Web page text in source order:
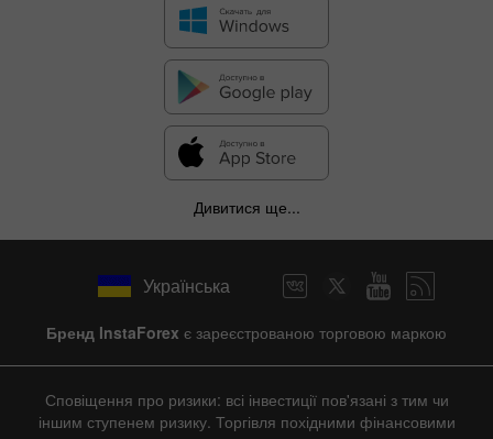
Дивитися ще...
Українська
Бренд InstaForex є зареєстрованою торговою маркою
Сповіщення про ризики: всі інвестиції пов'язані з тим чи
іншим ступенем ризику. Торгівля похідними фінансовими